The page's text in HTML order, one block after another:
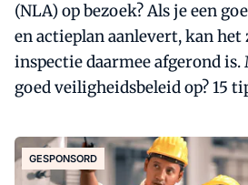
(NLA) op bezoek? Als je een
en actieplan aanlevert, kan het
inspectie daarmee afgerond is.
goed veiligheidsbeleid op? 15
GESPONSORD